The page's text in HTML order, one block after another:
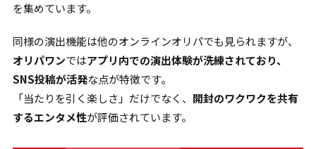
を集めています。
同様の演出機能は他のオンラインオリパでも見られますが、
オリパワンではアプリ内での演出体験が洗練されており、
SNS投稿が活発な点が特徴です。
「当たりを引く楽しさ」だけでなく、 開封のワクワクを共有
するエンタメ性が評価されています。